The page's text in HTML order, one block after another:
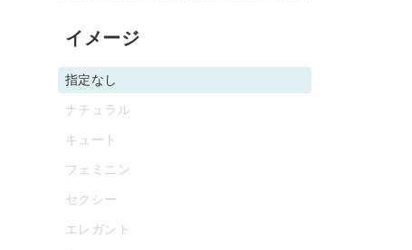
イメージ
指定なし
ナチュラル
キュート
フェミニン
セクシー
エレガント